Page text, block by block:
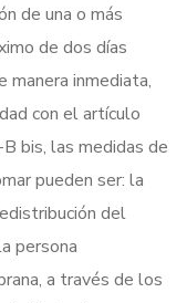
de una o más
de dos días
manera inmediata,
con el artículo
bis, las medidas de
pueden ser: la
del
persona
a través de los